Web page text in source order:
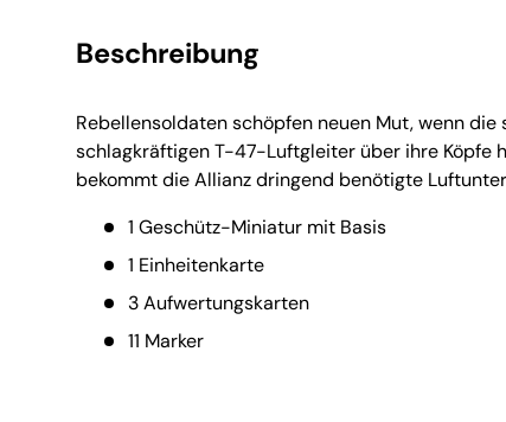
Beschreibung
Rebellensoldaten schöpfen neuen Mut, wenn die
schlagkräftigen T-47-Luftgleiter über ihre Köpfe
bekommt die Allianz dringend benötigte
1 Geschütz-Miniatur mit Basis
1 Einheitenkarte
3 Aufwertungskarten
11 Marker